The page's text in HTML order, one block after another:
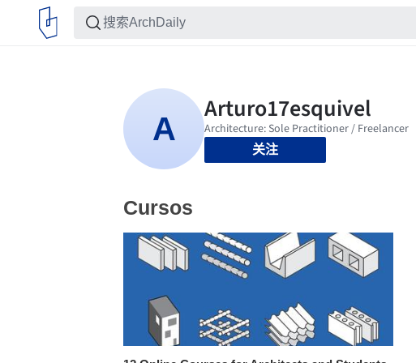
关注
Cursos